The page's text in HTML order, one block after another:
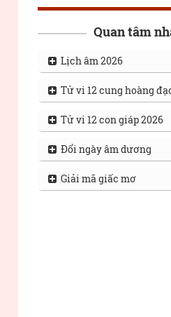
Quan tâm
Lịch âm 2026
Tử vi 12 cung hoàng
Tử vi 12 con giáp 2026
Đổi ngày âm dương
Giải mã giấc mơ